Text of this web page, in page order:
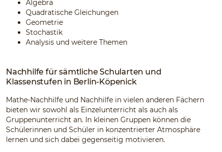
Algebra
Quadratische Gleichungen
Geometrie
Stochastik
Analysis und weitere Themen
Nachhilfe für sämtliche Schularten und
Klassenstufen in Berlin-Köpenick
Mathe-Nachhilfe und Nachhilfe in vielen anderen Fächern
bieten wir sowohl als Einzelunterricht als auch als
Gruppenunterricht an. In kleinen Gruppen können die
Schülerinnen und Schüler in konzentrierter Atmosphäre
lernen und sich dabei gegenseitig motivieren.